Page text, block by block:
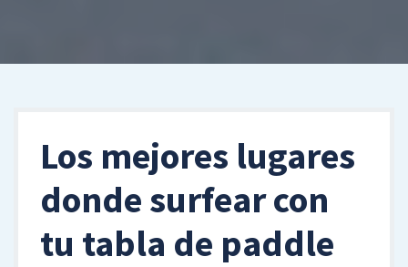
Los mejores lugares
donde surfear con
tu tabla de paddle